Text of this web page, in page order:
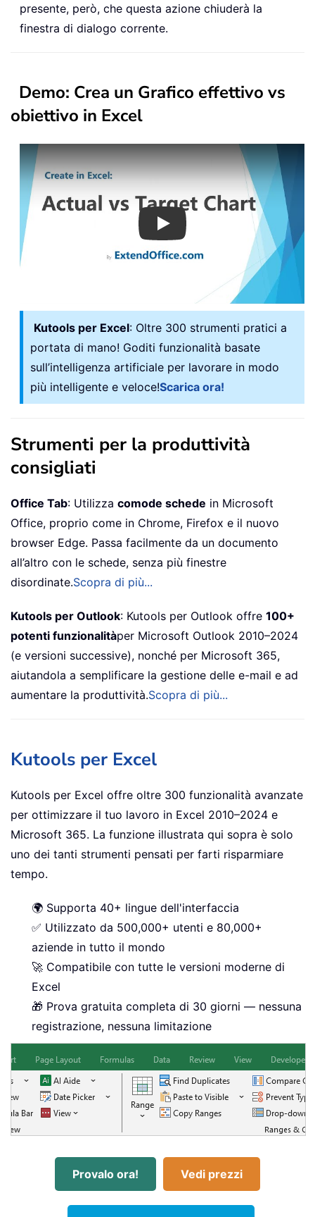
presente, però, che questa azione chiuderà la
finestra di dialogo corrente.
Demo: Crea un Grafico effettivo vs
obiettivo in Excel
Play
Kutools per Excel: Oltre 300 strumenti pratici a
portata di mano! Goditi funzionalità basate
sull’intelligenza artificiale per lavorare in modo
più intelligente e veloce!Scarica ora!
Strumenti per la produttività
consigliati
Office Tab: Utilizza comode schede in Microsoft
Office, proprio come in Chrome, Firefox e il nuovo
browser Edge. Passa facilmente da un documento
all’altro con le schede, senza più finestre
disordinate.Scopra di più...
Kutools per Outlook: Kutools per Outlook offre 100+
potenti funzionalitàper Microsoft Outlook 2010–2024
(e versioni successive), nonché per Microsoft 365,
aiutandola a semplificare la gestione delle e-mail e ad
aumentare la produttività.Scopra di più...
Kutools per Excel
Kutools per Excel offre oltre 300 funzionalità avanzate
per ottimizzare il tuo lavoro in Excel 2010–2024 e
Microsoft 365. La funzione illustrata qui sopra è solo
uno dei tanti strumenti pensati per farti risparmiare
tempo.
🌍 Supporta 40+ lingue dell'interfaccia
✅ Utilizzato da 500,000+ utenti e 80,000+
aziende in tutto il mondo
🚀 Compatibile con tutte le versioni moderne di
Excel
🎁 Prova gratuita completa di 30 giorni — nessuna
registrazione, nessuna limitazione
Provalo ora! Vedi prezzi